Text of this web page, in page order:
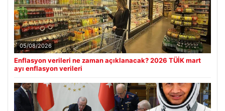
05/08/2026
Enflasyon verileri ne zaman açıklanacak? 2026 TÜİK mart
ayı enflasyon verileri